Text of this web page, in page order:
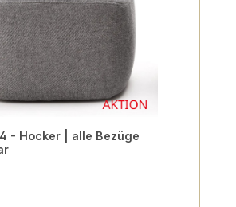
- Hocker | alle Bezüge